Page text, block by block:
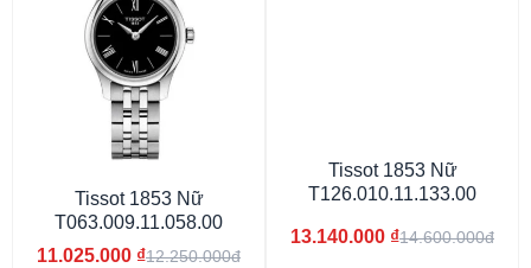
Dây Thép Mạ Vàng PVD Dây Thép Không Gỉ
Dây Da
Dây kim loạiTissot 1853 Nữ
T063.009.11.058.00
11.025.000 ₫12.250.000đ
Tissot 1853 Nữ
T126.010.11.133.00
13.140.000 ₫14.600.000đ